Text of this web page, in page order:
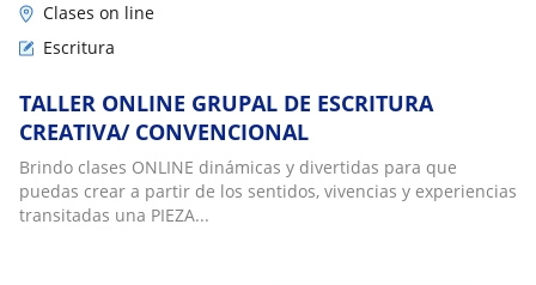
Clases on line
Escritura
TALLER ONLINE GRUPAL DE ESCRITURA
CREATIVA/ CONVENCIONAL
Brindo clases ONLINE dinámicas y divertidas para que
puedas crear a partir de los sentidos, vivencias y experiencias
transitadas una PIEZA...